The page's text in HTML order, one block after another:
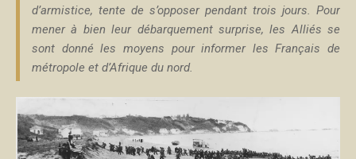
d’armistice, tente de s’opposer pendant trois jours. Pour
mener à bien leur débarquement surprise, les Alliés se
sont donné les moyens pour informer les Français de
métropole et d’Afrique du nord.